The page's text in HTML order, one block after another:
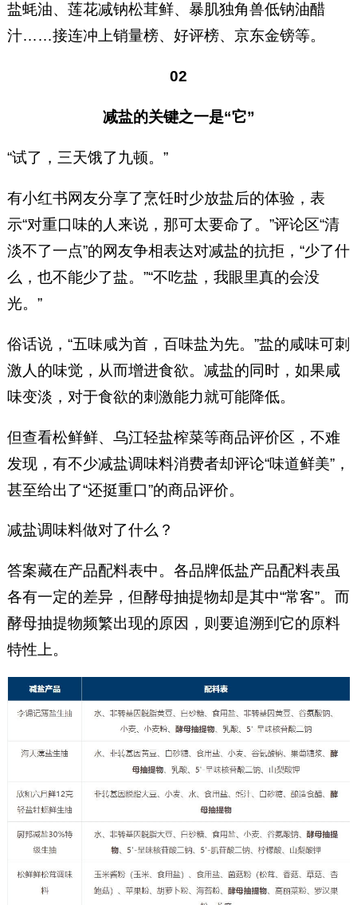
盐蚝油、莲花减钠松茸鲜、暴肌独角兽低钠油醋
汁……接连冲上销量榜、好评榜、京东金镑等。
02
减盐的关键之一是“它”
“试了，三天饿了九顿。”
有小红书网友分享了烹饪时少放盐后的体验，表
示“对重口味的人来说，那可太要命了。”评论区“清
淡不了一点”的网友争相表达对减盐的抗拒，“少了什
么，也不能少了盐。”“不吃盐，我眼里真的会没
光。”
俗话说，“五味咸为首，百味盐为先。”盐的咸味可刺
激人的味觉，从而增进食欲。减盐的同时，如果咸
味变淡，对于食欲的刺激能力就可能降低。
但查看松鲜鲜、乌江轻盐榨菜等商品评价区，不难
发现，有不少减盐调味料消费者却评论“味道鲜美”，
甚至给出了“还挺重口”的商品评价。
减盐调味料做对了什么？
答案藏在产品配料表中。各品牌低盐产品配料表虽
各有一定的差异，但酵母抽提物却是其中“常客”。而
酵母抽提物频繁出现的原因，则要追溯到它的原料
特性上。